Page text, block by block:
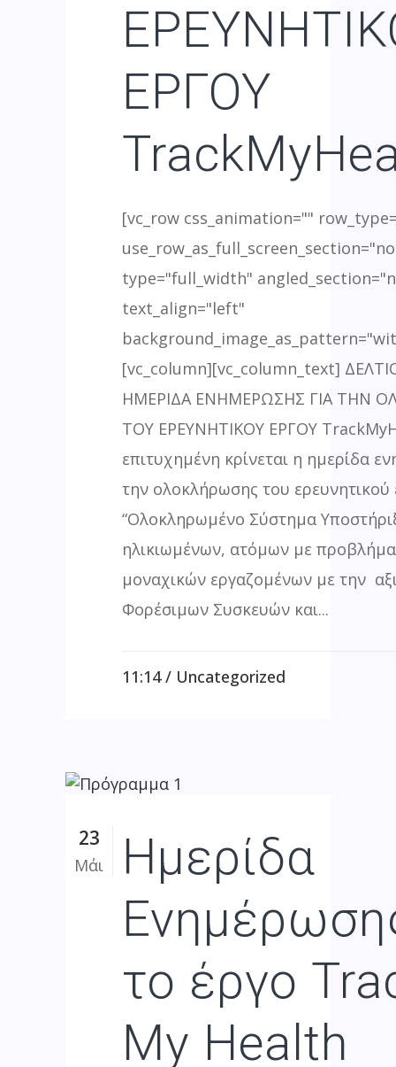
ΕΡΓΟΥ
[vc_row css_animation=""
type="full_width"
text_align="left"
[vc_column][vc_column_text]
ΗΜΕΡΙΔΑ ΕΝΗΜΕΡΩΣΗΣ ΓΙΑ ΤΗΝ
ΤΟΥ ΕΡΕΥΝΗΤΙΚΟΥ ΕΡΓΟΥ
επιτυχημένη κρίνεται η ημερίδα
την ολοκλήρωσης του ερευνητικού
“Ολοκληρωμένο Σύστημα
ηλικιωμένων, ατόμων με
μοναχικών εργαζομένων με την
Φορέσιμων Συσκευών και...
11:14 / Uncategorized
23
Μάι
Ημερίδα
το έργο
My Health